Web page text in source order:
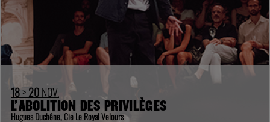
18>20NOV.
L’ABOLITION DES PRIVILÈGES
Hugues Duchêne, Cie Le Royal Velours